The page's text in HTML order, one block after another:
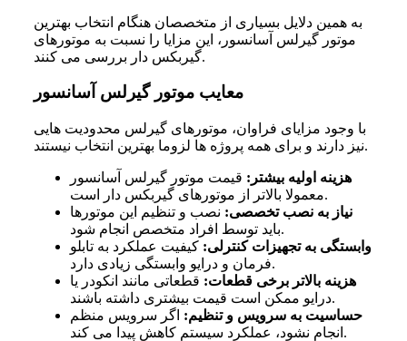
به همین دلایل بسیاری از متخصصان هنگام انتخاب بهترین
موتور گیرلس آسانسور، این مزایا را نسبت به موتورهای
گیربکس دار بررسی می کنند.
معایب موتور گیرلس آسانسور
با وجود مزایای فراوان، موتورهای گیرلس محدودیت هایی
نیز دارند و برای همه پروژه ها لزوما بهترین انتخاب نیستند.
هزینه اولیه بیشتر: قیمت موتور گیرلس آسانسور
معمولا بالاتر از موتورهای گیربکس دار است.
نیاز به نصب تخصصی: نصب و تنظیم این موتورها
باید توسط افراد متخصص انجام شود.
وابستگی به تجهیزات کنترلی: کیفیت عملکرد به تابلو
فرمان و درایو وابستگی زیادی دارد.
هزینه بالاتر برخی قطعات: قطعاتی مانند انکودر یا
درایو ممکن است قیمت بیشتری داشته باشند.
حساسیت به سرویس و تنظیم: اگر سرویس منظم
انجام نشود، عملکرد سیستم کاهش پیدا می کند.